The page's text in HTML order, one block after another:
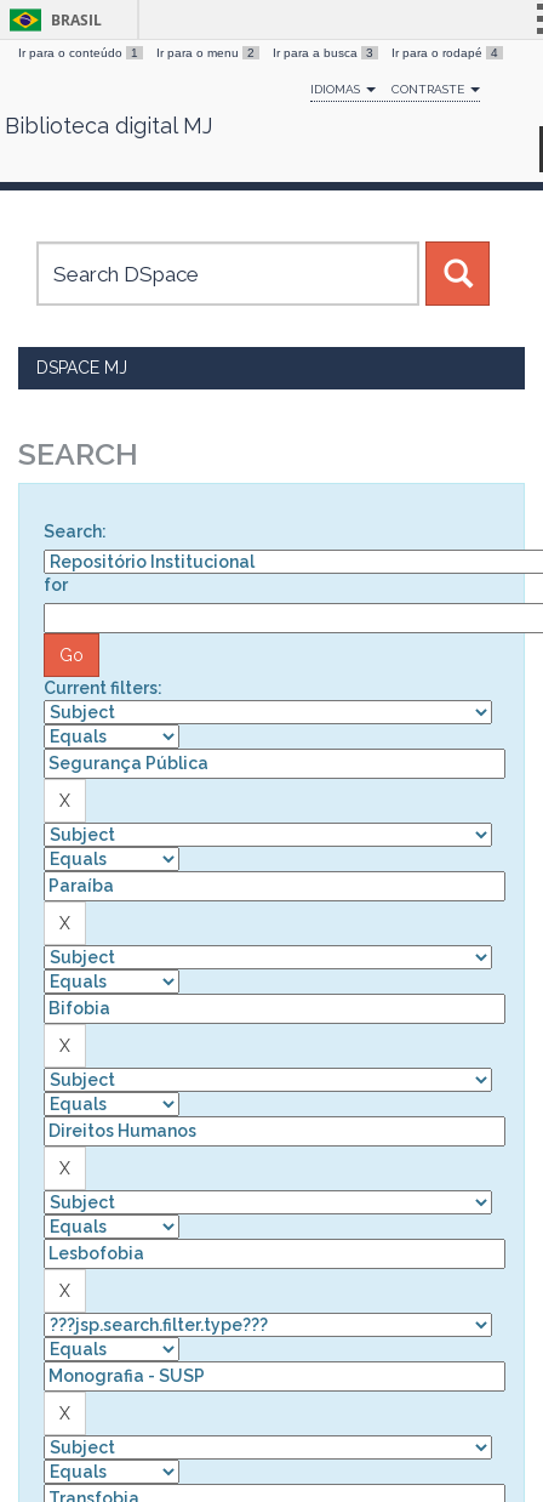
Skip
BRASIL
Simplifique!
Comunica BR
Canais
Ir para o conteúdo 1 Ir para o menu 2 Ir para a busca 3 Ir para o rodapé 4
IDIOMAS CONTRASTE
Biblioteca digital MJ
DSPACE MJ
SEARCH
Search:
for
Current filters: